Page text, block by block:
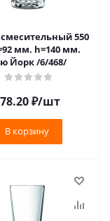
550
мм. h=140 мм.
Йорк /6/468/
₽/шт
В корзину